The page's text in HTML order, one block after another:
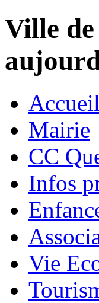
Ville
Accueil
Mairie
CC
Infos
Vie